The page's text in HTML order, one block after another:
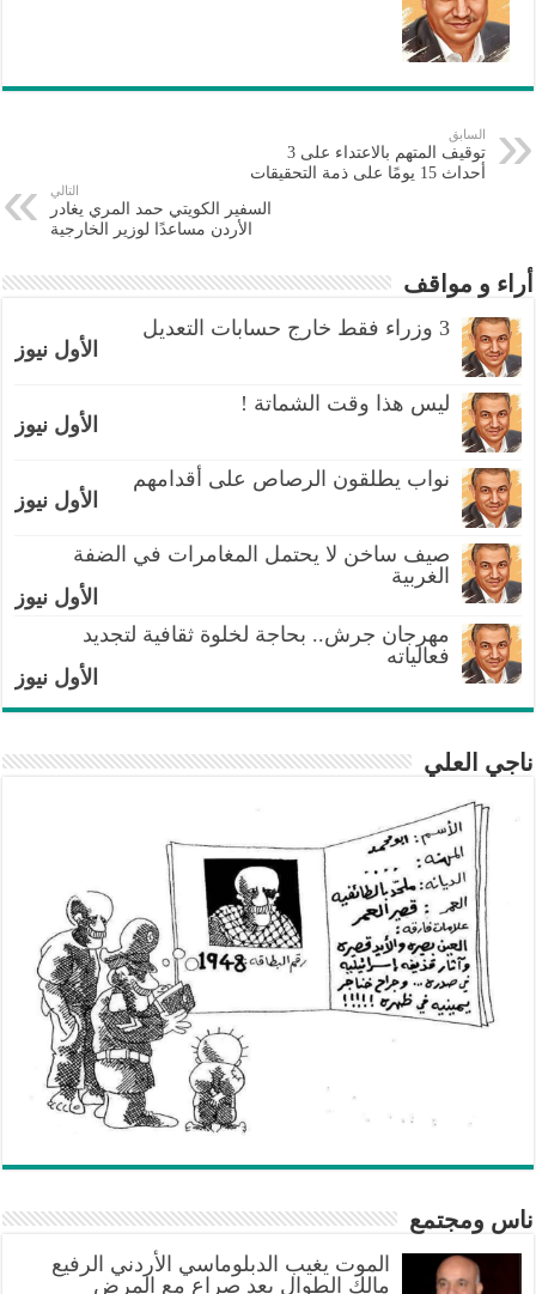
السابق
توقيف المتهم بالاعتداء على 3
أحداث 15 يومًا على ذمة التحقيقات
التالي
السفير الكويتي حمد المري يغادر
الأردن مساعدًا لوزير الخارجية
أراء و مواقف
3 وزراء فقط خارج حسابات التعديل
الأول نيوز
ليس هذا وقت الشماتة !
الأول نيوز
نواب يطلقون الرصاص على أقدامهم
الأول نيوز
صيف ساخن لا يحتمل المغامرات في الضفة
الغربية
الأول نيوز
مهرجان جرش.. بحاجة لخلوة ثقافية لتجديد
فعالياته
الأول نيوز
ناجي العلي
ناس ومجتمع
الموت يغيب الدبلوماسي الأردني الرفيع
مالك الطوال بعد صراع مع المرض